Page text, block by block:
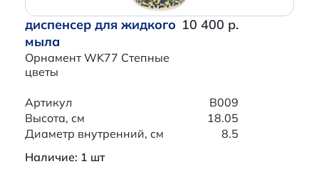
диспенсер для жидкого
мыла
Орнамент WK77 Степные
цветы
10 400 р.
Артикул
B009
Высота, см
18.05
Диаметр внутренний, см
8.5
Наличие: 1 шт